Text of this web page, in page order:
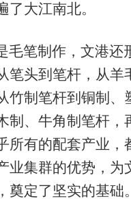
了大江南北。
毛笔制作，文港还
笔头到笔杆，从羊
竹制笔杆到铜制、
制、牛角制笔杆，
所有的配套产业，
业集群的优势，为
奠定了坚实的基础。